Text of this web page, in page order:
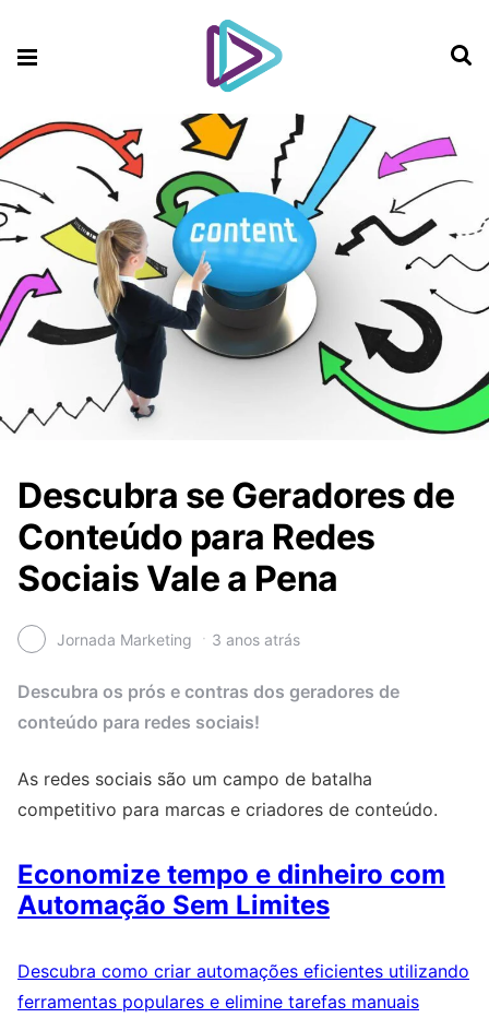
Descubra se Geradores de
Conteúdo para Redes
Sociais Vale a Pena
Jornada Marketing 3 anos atrás
Descubra os prós e contras dos geradores de
conteúdo para redes sociais!
As redes sociais são um campo de batalha
competitivo para marcas e criadores de conteúdo.
Economize tempo e dinheiro com
Automação Sem Limites
Descubra como criar automações eficientes utilizando
ferramentas populares e elimine tarefas manuais